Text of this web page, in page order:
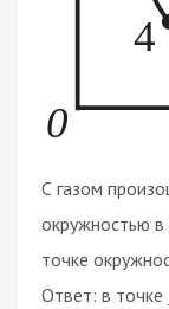
С газом
окружностью
точке
Ответ: в точке